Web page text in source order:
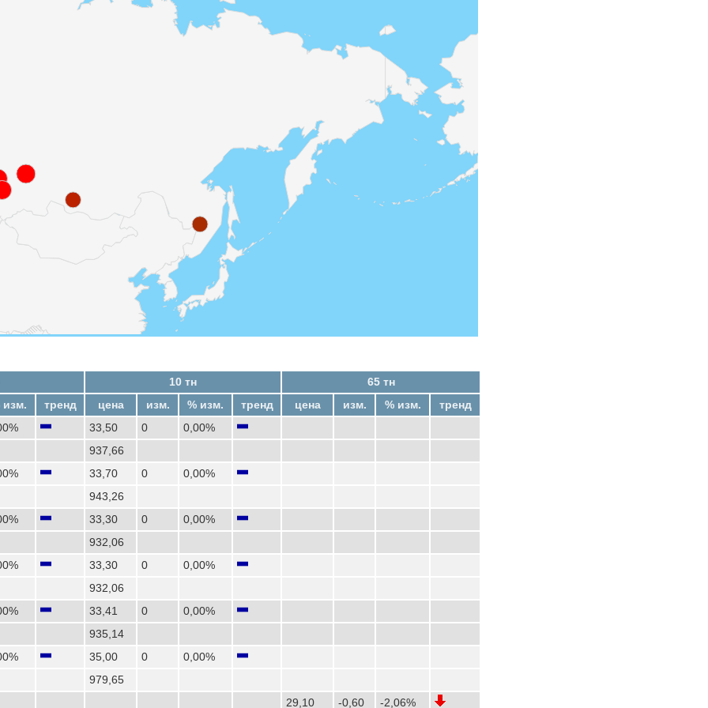
10 тн
65 тн
изм. тренд цена изм. % изм. тренд цена изм. % изм. тренд
33,50 0
0,00%
937,66
33,70 0
0,00%
943,26
33,30 0
0,00%
932,06
33,30 0
0,00%
932,06
33,41 0
0,00%
935,14
35,00 0
0,00%
979,65
29,10 -0,60 -2,06%